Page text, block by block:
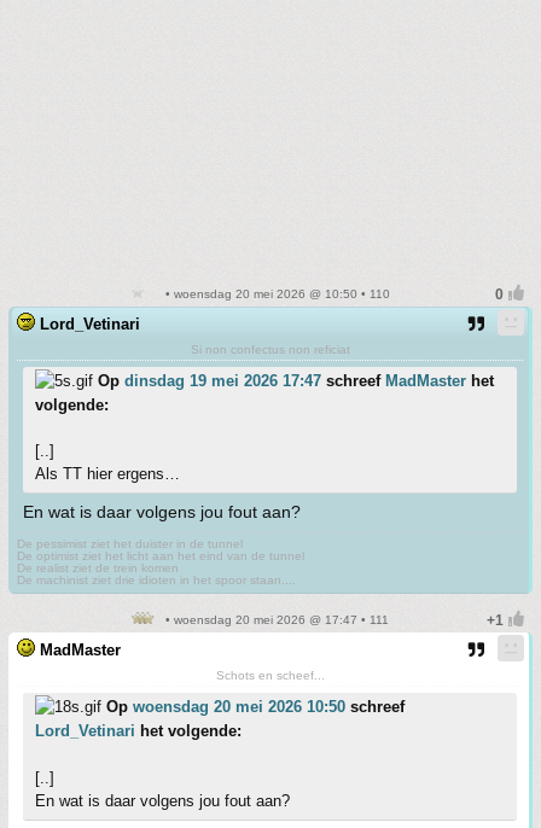
• woensdag 20 mei 2026 @ 10:50 • 110
Lord_Vetinari
Si non confectus non reficiat
Op dinsdag 19 mei 2026 17:47 schreef MadMaster het
volgende:
[..]
Als TT hier ergens…
En wat is daar volgens jou fout aan?
De pessimist ziet het duister in de tunnel
De optimist ziet het licht aan het eind van de tunnel
De realist ziet de trein komen
De machinist ziet drie idioten in het spoor staan....
• woensdag 20 mei 2026 @ 17:47 • 111
MadMaster
Schots en scheef...
Op woensdag 20 mei 2026 10:50 schreef
Lord_Vetinari het volgende:
[..]
En wat is daar volgens jou fout aan?